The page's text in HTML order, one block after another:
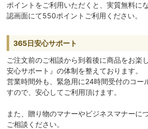
ポイントをご利用いただくと、実質無料に
認画面にて550ポイントご利用ください。
365日安心サポート
ご注文前のご相談から到着後に商品をお楽
安心サポート』の体制を整えております。
営業時間外も、緊急用に24時間受付のコー
すので、安心してご利用頂けます。
また、贈り物のマナーやビジネスマナーに
ご相談ください。